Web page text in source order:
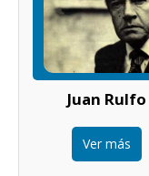
Juan Rulfo
Ver más